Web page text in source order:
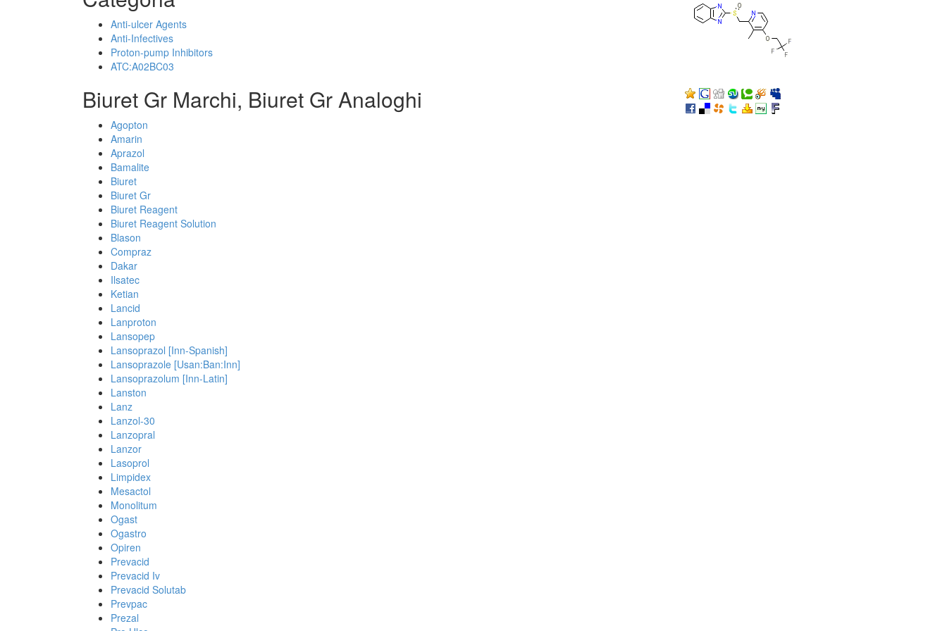
Anti-ulcer Agents
Anti-Infectives
Proton-pump Inhibitors
ATC:A02BC03
Biuret Gr Marchi, Biuret Gr Analoghi
Agopton
Amarin
Aprazol
Bamalite
Biuret
Biuret Gr
Biuret Reagent
Biuret Reagent Solution
Blason
Compraz
Dakar
Ilsatec
Ketian
Lancid
Lanproton
Lansopep
Lansoprazol [Inn-Spanish]
Lansoprazole [Usan:Ban:Inn]
Lansoprazolum [Inn-Latin]
Lanston
Lanz
Lanzol-30
Lanzopral
Lanzor
Lasoprol
Limpidex
Mesactol
Monolitum
Ogast
Ogastro
Opiren
Prevacid
Prevacid Iv
Prevacid Solutab
Prevpac
Prezal